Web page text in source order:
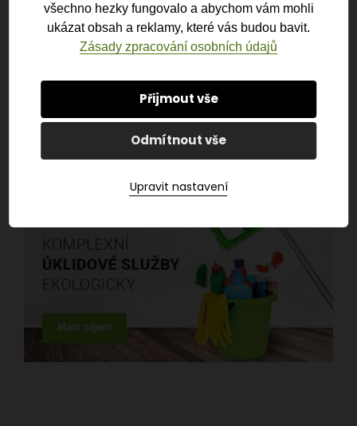
všechno hezky fungovalo a abychom vám mohli
ukázat obsah a reklamy, které vás budou bavit.
Zásady zpracování osobních údajů
Přijmout vše
Odmítnout vše
Upravit nastavení